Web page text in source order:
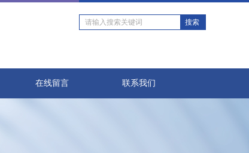
在线留言 联系我们